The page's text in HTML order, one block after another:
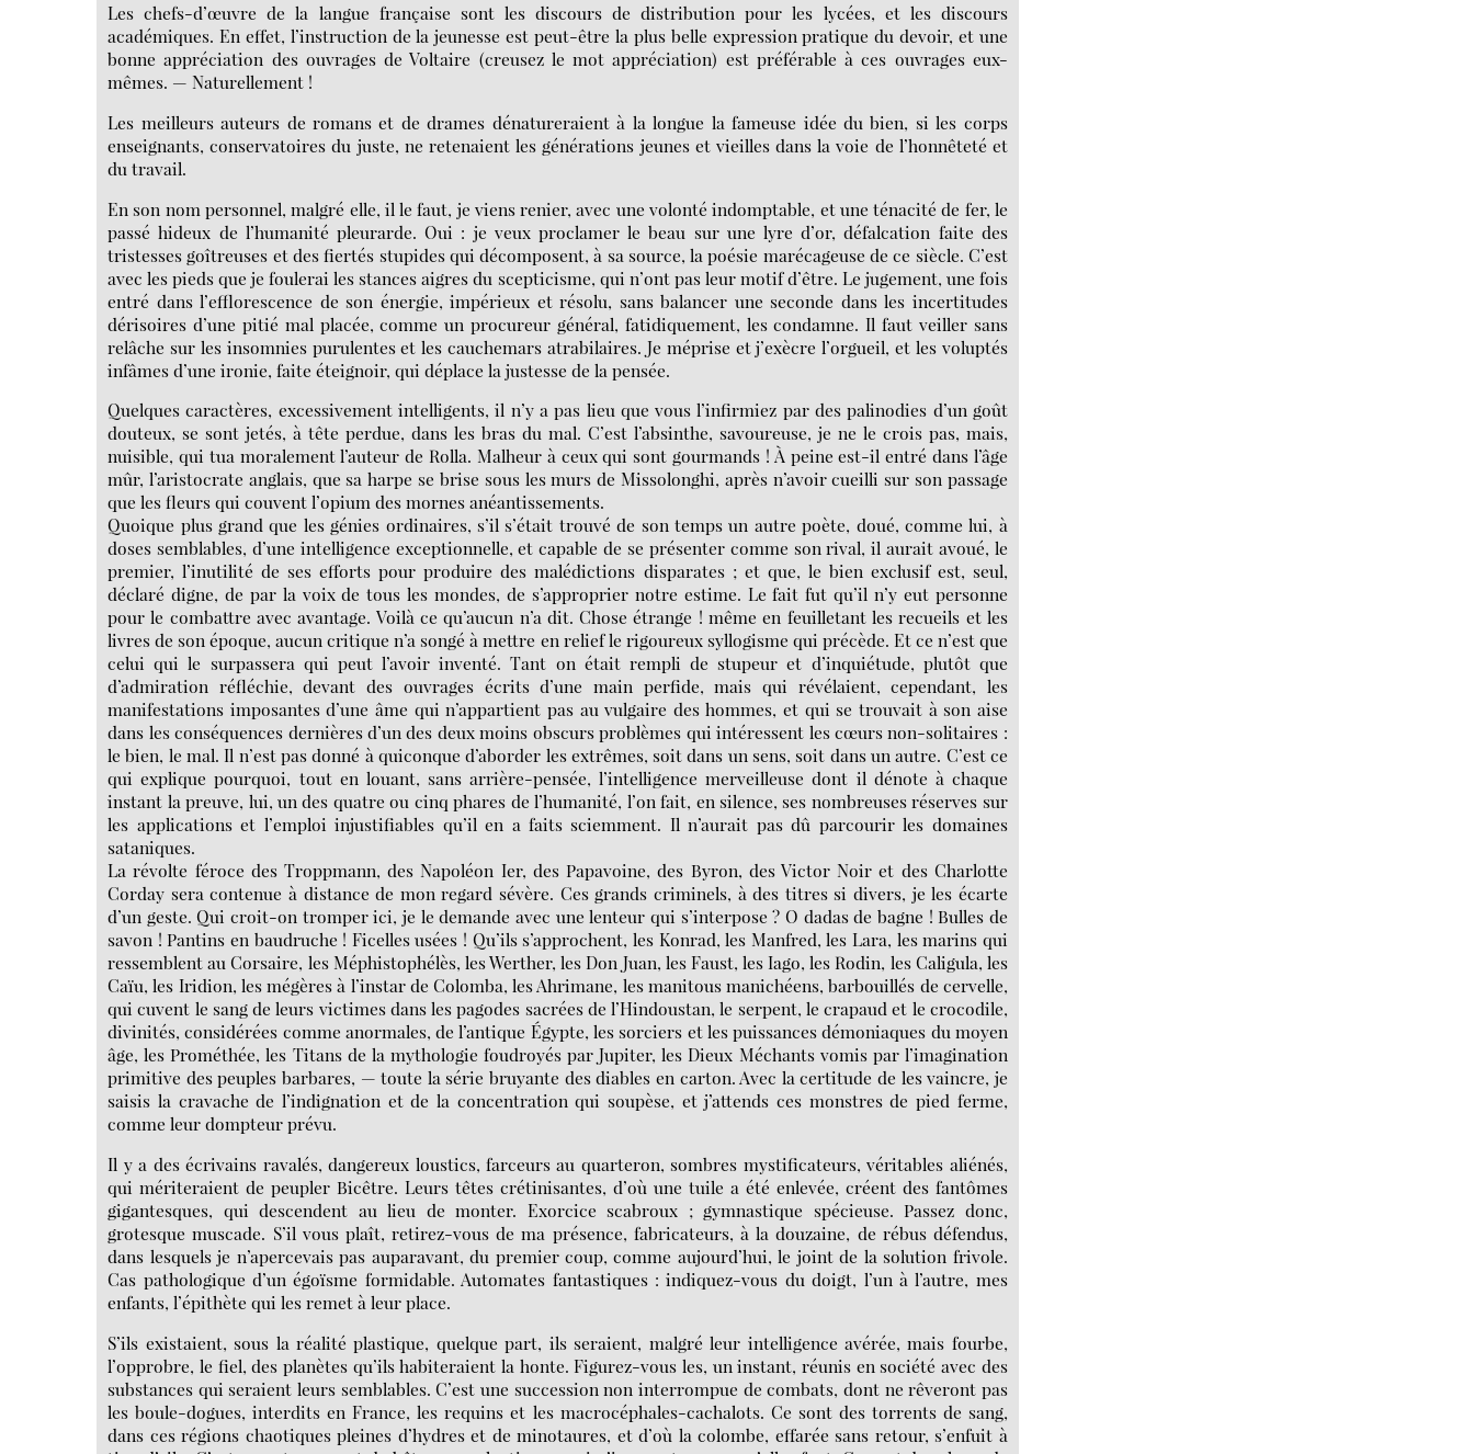
Les chefs-d’œuvre de la langue française sont les discours de distribution pour les lycées, et les discours
académiques. En effet, l’instruction de la jeunesse est peut-être la plus belle expression pratique du devoir, et une
bonne appréciation des ouvrages de Voltaire (creusez le mot appréciation) est préférable à ces ouvrages eux-
mêmes. — Naturellement !
Les meilleurs auteurs de romans et de drames dénatureraient à la longue la fameuse idée du bien, si les corps
enseignants, conservatoires du juste, ne retenaient les générations jeunes et vieilles dans la voie de l’honnêteté et
du travail.
En son nom personnel, malgré elle, il le faut, je viens renier, avec une volonté indomptable, et une ténacité de fer, le
passé hideux de l’humanité pleurarde. Oui : je veux proclamer le beau sur une lyre d’or, défalcation faite des
tristesses goîtreuses et des fiertés stupides qui décomposent, à sa source, la poésie marécageuse de ce siècle. C’est
avec les pieds que je foulerai les stances aigres du scepticisme, qui n’ont pas leur motif d’être. Le jugement, une fois
entré dans l’efflorescence de son énergie, impérieux et résolu, sans balancer une seconde dans les incertitudes
dérisoires d’une pitié mal placée, comme un procureur général, fatidiquement, les condamne. Il faut veiller sans
relâche sur les insomnies purulentes et les cauchemars atrabilaires. Je méprise et j’exècre l’orgueil, et les voluptés
infâmes d’une ironie, faite éteignoir, qui déplace la justesse de la pensée.
Quelques caractères, excessivement intelligents, il n’y a pas lieu que vous l’infirmiez par des palinodies d’un goût
douteux, se sont jetés, à tête perdue, dans les bras du mal. C’est l’absinthe, savoureuse, je ne le crois pas, mais,
nuisible, qui tua moralement l’auteur de Rolla. Malheur à ceux qui sont gourmands ! À peine est-il entré dans l’âge
mûr, l’aristocrate anglais, que sa harpe se brise sous les murs de Missolonghi, après n’avoir cueilli sur son passage
que les fleurs qui couvent l’opium des mornes anéantissements.
Quoique plus grand que les génies ordinaires, s’il s’était trouvé de son temps un autre poète, doué, comme lui, à
doses semblables, d’une intelligence exceptionnelle, et capable de se présenter comme son rival, il aurait avoué, le
premier, l’inutilité de ses efforts pour produire des malédictions disparates ; et que, le bien exclusif est, seul,
déclaré digne, de par la voix de tous les mondes, de s’approprier notre estime. Le fait fut qu’il n’y eut personne
pour le combattre avec avantage. Voilà ce qu’aucun n’a dit. Chose étrange ! même en feuilletant les recueils et les
livres de son époque, aucun critique n’a songé à mettre en relief le rigoureux syllogisme qui précède. Et ce n’est que
celui qui le surpassera qui peut l’avoir inventé. Tant on était rempli de stupeur et d’inquiétude, plutôt que
d’admiration réfléchie, devant des ouvrages écrits d’une main perfide, mais qui révélaient, cependant, les
manifestations imposantes d’une âme qui n’appartient pas au vulgaire des hommes, et qui se trouvait à son aise
dans les conséquences dernières d’un des deux moins obscurs problèmes qui intéressent les cœurs non-solitaires :
le bien, le mal. Il n’est pas donné à quiconque d’aborder les extrêmes, soit dans un sens, soit dans un autre. C’est ce
qui explique pourquoi, tout en louant, sans arrière-pensée, l’intelligence merveilleuse dont il dénote à chaque
instant la preuve, lui, un des quatre ou cinq phares de l’humanité, l’on fait, en silence, ses nombreuses réserves sur
les applications et l’emploi injustifiables qu’il en a faits sciemment. Il n’aurait pas dû parcourir les domaines
sataniques.
La révolte féroce des Troppmann, des Napoléon Ier, des Papavoine, des Byron, des Victor Noir et des Charlotte
Corday sera contenue à distance de mon regard sévère. Ces grands criminels, à des titres si divers, je les écarte
d’un geste. Qui croit-on tromper ici, je le demande avec une lenteur qui s’interpose ? O dadas de bagne ! Bulles de
savon ! Pantins en baudruche ! Ficelles usées ! Qu’ils s’approchent, les Konrad, les Manfred, les Lara, les marins qui
ressemblent au Corsaire, les Méphistophélès, les Werther, les Don Juan, les Faust, les Iago, les Rodin, les Caligula, les
Caïu, les Iridion, les mégères à l’instar de Colomba, les Ahrimane, les manitous manichéens, barbouillés de cervelle,
qui cuvent le sang de leurs victimes dans les pagodes sacrées de l’Hindoustan, le serpent, le crapaud et le crocodile,
divinités, considérées comme anormales, de l’antique Égypte, les sorciers et les puissances démoniaques du moyen
âge, les Prométhée, les Titans de la mythologie foudroyés par Jupiter, les Dieux Méchants vomis par l’imagination
primitive des peuples barbares, — toute la série bruyante des diables en carton. Avec la certitude de les vaincre, je
saisis la cravache de l’indignation et de la concentration qui soupèse, et j’attends ces monstres de pied ferme,
comme leur dompteur prévu.
Il y a des écrivains ravalés, dangereux loustics, farceurs au quarteron, sombres mystificateurs, véritables aliénés,
qui mériteraient de peupler Bicêtre. Leurs têtes crétinisantes, d’où une tuile a été enlevée, créent des fantômes
gigantesques, qui descendent au lieu de monter. Exorcice scabroux ; gymnastique spécieuse. Passez donc,
grotesque muscade. S’il vous plaît, retirez-vous de ma présence, fabricateurs, à la douzaine, de rébus défendus,
dans lesquels je n’apercevais pas auparavant, du premier coup, comme aujourd’hui, le joint de la solution frivole.
Cas pathologique d’un égoïsme formidable. Automates fantastiques : indiquez-vous du doigt, l’un à l’autre, mes
enfants, l’épithète qui les remet à leur place.
S’ils existaient, sous la réalité plastique, quelque part, ils seraient, malgré leur intelligence avérée, mais fourbe,
l’opprobre, le fiel, des planètes qu’ils habiteraient la honte. Figurez-vous les, un instant, réunis en société avec des
substances qui seraient leurs semblables. C’est une succession non interrompue de combats, dont ne rêveront pas
les boule-dogues, interdits en France, les requins et les macrocéphales-cachalots. Ce sont des torrents de sang,
dans ces régions chaotiques pleines d’hydres et de minotaures, et d’où la colombe, effarée sans retour, s’enfuit à